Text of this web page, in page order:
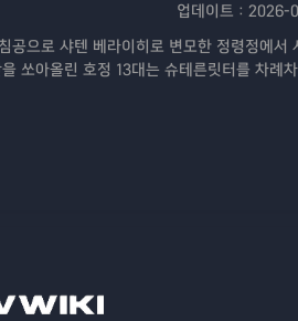
업데이트： 2026-
공으로 샤텐 베라이히로 변모한 정령정에서
쏘아올린 호정 13대는 슈테른릿터를 차례